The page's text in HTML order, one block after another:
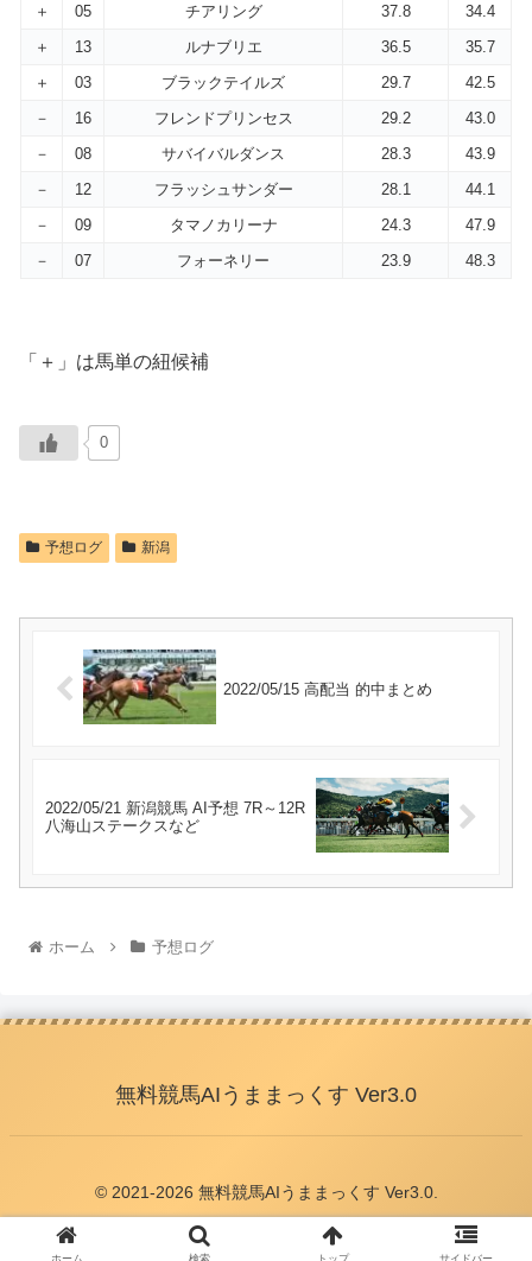
＋
05 チアリング 37.8
34.4
＋
13 ルナブリエ 36.5
35.7
＋
03 ブラックテイルズ 29.7
42.5
－
16 フレンドプリンセス 29.2
43.0
－
08 サバイバルダンス 28.3
43.9
－
12 フラッシュサンダー 28.1
44.1
－
09 タマノカリーナ 24.3
47.9
－
07 フォーネリー 23.9 48.3
「＋」は馬単の紐候補
0
予想ログ 新潟
2022/05/15 高配当 的中まとめ
2022/05/21 新潟競馬 AI予想 7R～12R
八海山ステークスなど
ホーム 予想ログ
無料競馬AIうままっくす Ver3.0
© 2021-2026 無料競馬AIうままっくす Ver3.0.
ホーム 検索 トップ サイドバー